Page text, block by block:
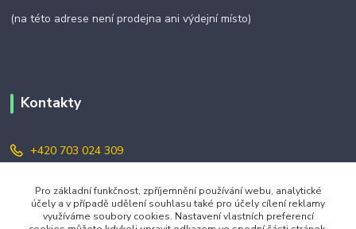
(na této adrese není prodejna ani výdejní místo)
Kontakty
+420 703 024 309
objednavky@zavazuj.cz
Pro základní funkčnost, zpříjemnění používání webu, analytické
účely a v případě udělení souhlasu také pro účely cílení reklamy
využíváme soubory cookies. Nastavení vlastních preferencí